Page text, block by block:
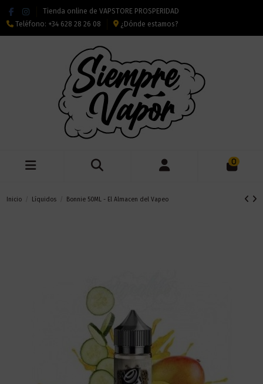
Tienda online de VAPSTORE PROSPERIDAD
Teléfono: +34 628 28 26 08 ¿Dónde estamos?
0
Inicio Líquidos Bonnie 50ML - El Almacen del Vapeo